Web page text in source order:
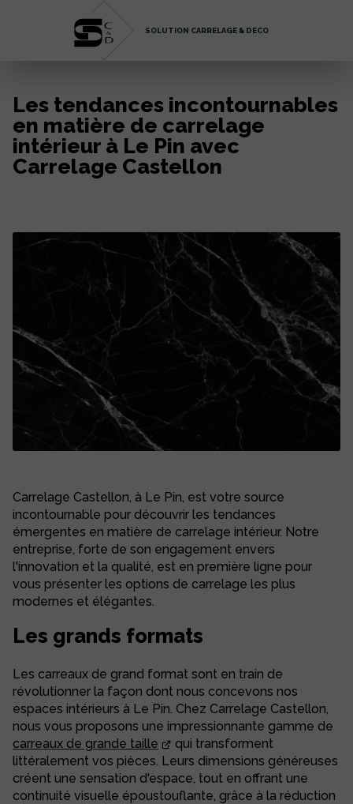
SOLUTION CARRELAGE & DECO
Les tendances incontournables
en matière de carrelage
intérieur à Le Pin avec
Carrelage Castellon
Carrelage Castellon, à Le Pin, est votre source
incontournable pour découvrir les tendances
émergentes en matière de carrelage intérieur. Notre
entreprise, forte de son engagement envers
l'innovation et la qualité, est en première ligne pour
vous présenter les options de carrelage les plus
modernes et élégantes.
Les grands formats
Les carreaux de grand format sont en train de
révolutionner la façon dont nous concevons nos
espaces intérieurs à Le Pin. Chez Carrelage Castellon,
nous vous proposons une impressionnante gamme de
carreaux de grande taille
qui transforment
littéralement vos pièces. Leurs dimensions généreuses
créent une sensation d'espace, tout en offrant une
continuité visuelle époustouflante, grâce à la réduction